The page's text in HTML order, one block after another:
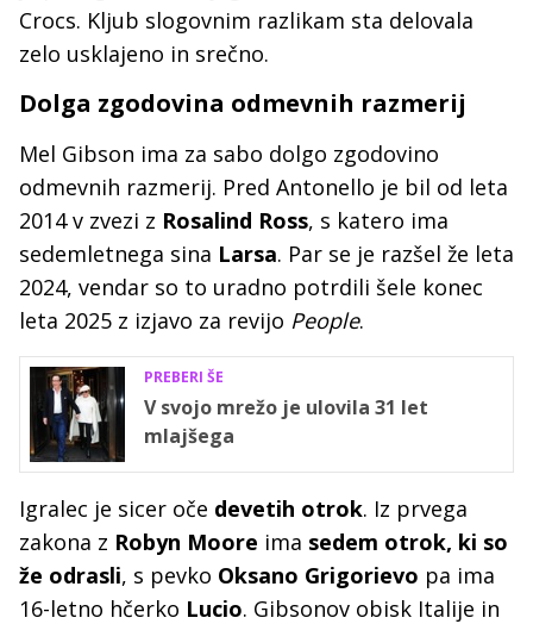
Crocs. Kljub slogovnim razlikam sta delovala
zelo usklajeno in srečno.
Dolga zgodovina odmevnih razmerij
Mel Gibson ima za sabo dolgo zgodovino
odmevnih razmerij. Pred Antonello je bil od leta
2014 v zvezi z Rosalind Ross, s katero ima
sedemletnega sina Larsa. Par se je razšel že leta
2024, vendar so to uradno potrdili šele konec
leta 2025 z izjavo za revijo People.
PREBERI ŠE
V svojo mrežo je ulovila 31 let
mlajšega
Igralec je sicer oče devetih otrok. Iz prvega
zakona z Robyn Moore ima sedem otrok, ki so
že odrasli, s pevko Oksano Grigorievo pa ima
16-letno hčerko Lucio. Gibsonov obisk Italije in